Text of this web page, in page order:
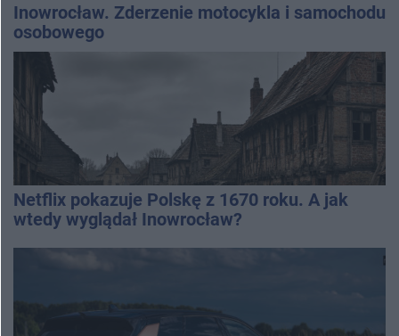
Inowrocław. Zderzenie motocykla i samochodu
osobowego
Netflix pokazuje Polskę z 1670 roku. A jak
wtedy wyglądał Inowrocław?